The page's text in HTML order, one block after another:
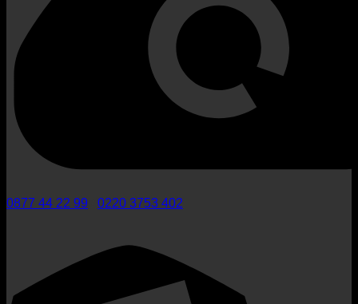
0877 44 22 99 0220 3753 402